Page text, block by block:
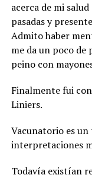
acerca de mi
pasadas y
Admito haber
me da un poco de
peino con
Finalmente fui
Liniers.
Vacunatorio es
interpretaciones
Todavía existían